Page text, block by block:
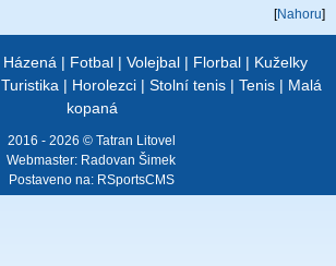
[Nahoru]
Házená | Fotbal | Volejbal | Florbal | Kuželky
Turistika | Horolezci| Stolní tenis| Tenis| Malá
kopaná
2016 - 2026 © Tatran Litovel
Webmaster: Radovan Šimek
Postaveno na: RSportsCMS